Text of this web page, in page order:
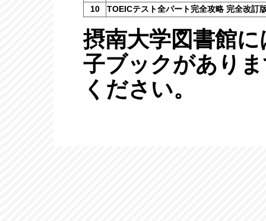
10
TOEICテスト全パート完全攻略 完全改訂
摂南大学図書館
子ブックがあり
ください。